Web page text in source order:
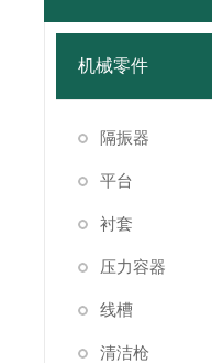
机械零件
隔振器
平台
衬套
压力容器
线槽
清洁枪